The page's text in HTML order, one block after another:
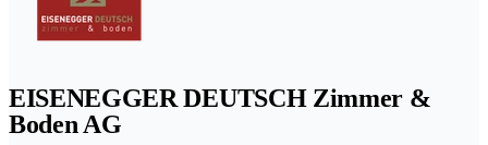
EISENEGGER DEUTSCH Zimmer &
Boden AG